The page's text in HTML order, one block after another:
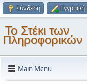
Σύνδεση Εγγραφή
Το Στέκι των
Πληροφορικών
Main Menu